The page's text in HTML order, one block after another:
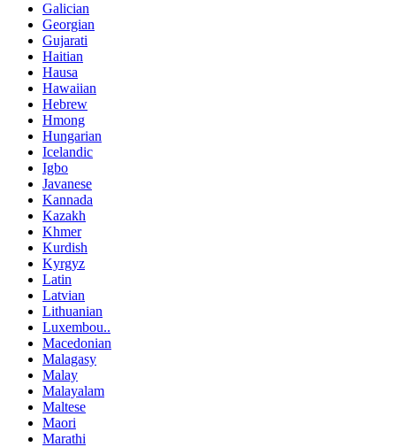
Galician
Georgian
Gujarati
Haitian
Hausa
Hawaiian
Hebrew
Hmong
Hungarian
Icelandic
Igbo
Javanese
Kannada
Kazakh
Khmer
Kurdish
Kyrgyz
Latin
Latvian
Lithuanian
Luxembou..
Macedonian
Malagasy
Malay
Malayalam
Maltese
Maori
Marathi